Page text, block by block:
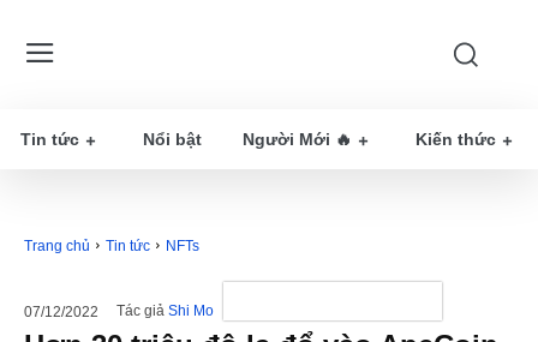
Tin tức Nổi bật Người Mới 🔥 Kiến thức
Trang chủ Tin tức NFTs
07/12/2022 Tác giả Shi Mo